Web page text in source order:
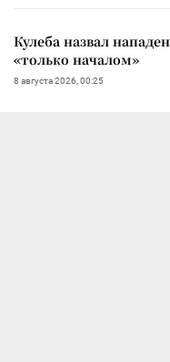
Кулеба назвал
«только началом»
8 августа 2026, 00:25